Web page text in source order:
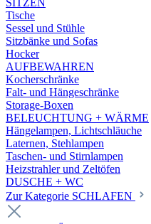
SITZEN
Tische
Sessel und Stühle
Sitzbänke und Sofas
Hocker
AUFBEWAHREN
Kocherschränke
Falt- und Hängeschränke
Storage-Boxen
BELEUCHTUNG + WÄRME
Hängelampen, Lichtschläuche
Laternen, Stehlampen
Taschen- und Stirnlampen
Heizstrahler und Zeltöfen
DUSCHE + WC
Zur Kategorie SCHLAFEN